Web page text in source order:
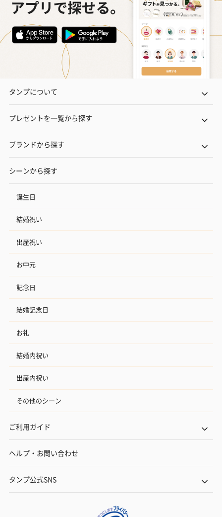
タンプについて
プレゼントを一覧から探す
ブランドから探す
シーンから探す
誕生日
結婚祝い
出産祝い
お中元
記念日
結婚記念日
お礼
結婚内祝い
出産内祝い
その他のシーン
ご利用ガイド
ヘルプ・お問い合わせ
タンプ公式SNS